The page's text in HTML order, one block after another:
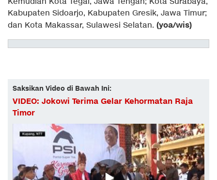
Kabupaten Sidoarjo, Kabupaten Gresik, Jawa Timur;
dan Kota Makassar, Sulawesi Selatan. (yoa/wis)
Saksikan Video di Bawah Ini:
VIDEO: Jokowi Terima Gelar Kehormatan Raja
Timor